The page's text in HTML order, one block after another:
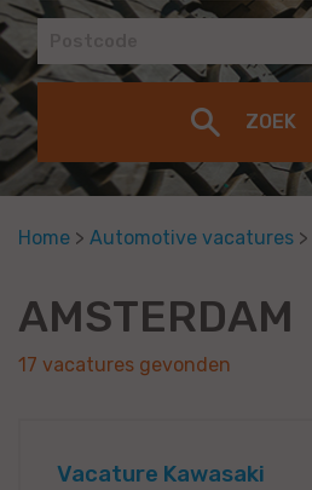
Home > Automotive vacatures >
AMSTERDAM
17 vacatures gevonden
Vacature Kawasaki